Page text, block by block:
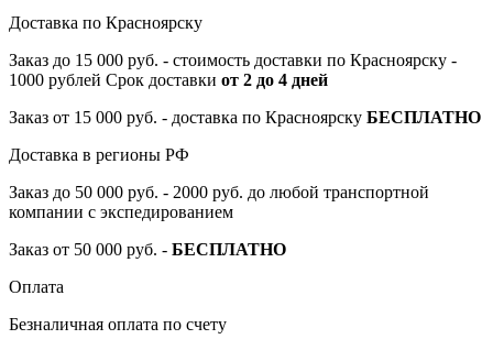
Доставка по Красноярску
Заказ до 15 000 руб. - стоимость доставки по Красноярску -
1000 рублей Срок доставки от 2 до 4 дней
Заказ от 15 000 руб. - доставка по Красноярску БЕСПЛАТНО
Доставка в регионы РФ
Заказ до 50 000 руб. - 2000 руб. до любой транспортной
компании с экспедированием
Заказ от 50 000 руб. - БЕСПЛАТНО
Оплата
Безналичная оплата по счету